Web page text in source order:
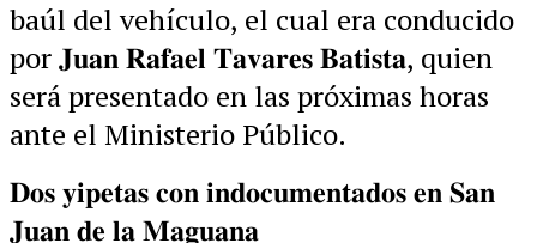
baúl del vehículo, el cual era conducido
por 𝐉𝐮𝐚𝐧 𝐑𝐚𝐟𝐚𝐞𝐥 𝐓𝐚𝐯𝐚𝐫𝐞𝐬 𝐁𝐚𝐭𝐢𝐬𝐭𝐚, quien
será presentado en las próximas horas
ante el Ministerio Público.
𝐃𝐨𝐬 𝐲𝐢𝐩𝐞𝐭𝐚𝐬 𝐜𝐨𝐧 𝐢𝐧𝐝𝐨𝐜𝐮𝐦𝐞𝐧𝐭𝐚𝐝𝐨𝐬 𝐞𝐧 𝐒𝐚𝐧
𝐉𝐮𝐚𝐧 𝐝𝐞 𝐥𝐚 𝐌𝐚𝐠𝐮𝐚𝐧𝐚